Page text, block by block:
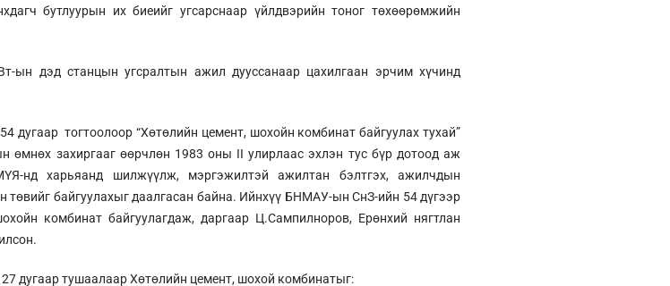
бутлуурын их биеийг угсарснаар үйлдвэрийн тоног төхөөрөмжийн
ын дэд станцын угсралтын ажил дууссанаар цахилгаан эрчим хүчинд
дугаар тогтоолоор “Хөтөлийн цемент, шохойн комбинат байгуулах тухай”
өмнөх захиргааг өөрчлөн 1983 оны II улирлаас эхлэн тус бүр дотоод аж
нд харьяанд шилжүүлж, мэргэжилтэй ажилтан бэлтгэх, ажилчдын
төвийг байгуулахыг даалгасан байна. Ийнхүү БНМАУ-ын СнЗ-ийн 54 дүгээр
комбинат байгуулагдаж, даргаар Ц.Сампилноров, Ерөнхий нягтлан
дугаар тушаалаар Хөтөлийн цемент, шохой комбинатыг: